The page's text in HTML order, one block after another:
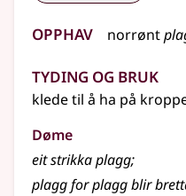
Opphav norrønt
Tyding og bruk
klede til å ha på
Døme
eit strikka plagg;
plagg for plagg blir